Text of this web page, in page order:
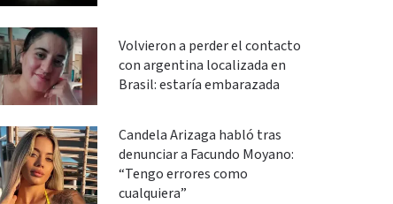
Volvieron a perder el contacto
con argentina localizada en
Brasil: estaría embarazada
Candela Arizaga habló tras
denunciar a Facundo Moyano:
“Tengo errores como
cualquiera”